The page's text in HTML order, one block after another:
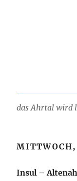
das Ahrtal wird
Insul –